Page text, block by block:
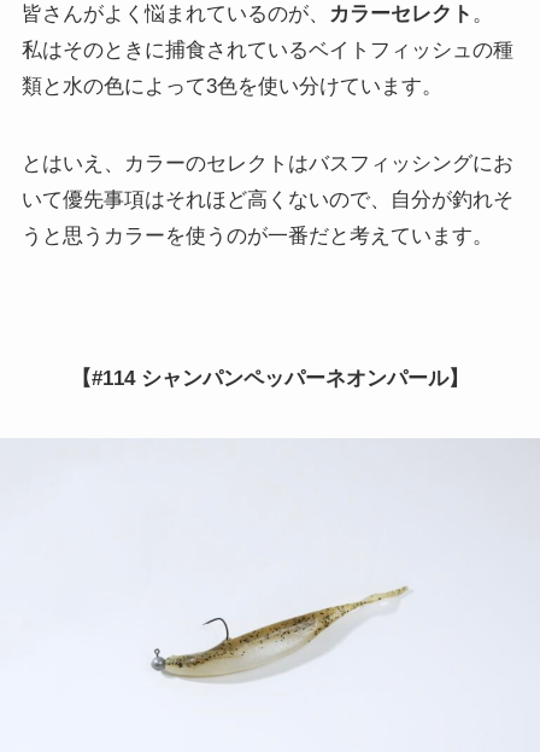
皆さんがよく悩まれているのが、 カラーセレクト 。
私はそのときに捕食されているベイトフィッシュの種
類と水の色によって3色を使い分けています。
とはいえ、カラーのセレクトはバスフィッシングにお
いて優先事項はそれほど高くないので、自分が釣れそ
うと思うカラーを使うのが一番だと考えています。
【#114 シャンパンペッパーネオンパール】